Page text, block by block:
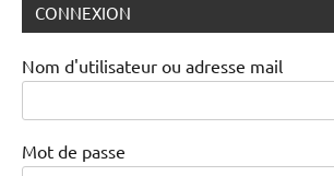
CONNEXION
Nom d'utilisateur ou adresse mail
Mot de passe